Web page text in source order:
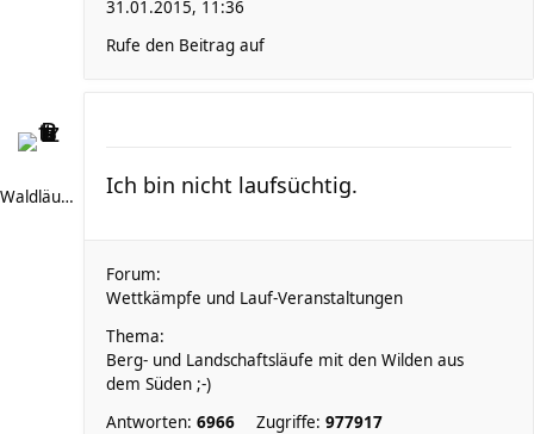
31.01.2015, 11:36
Rufe den Beitrag auf
Waldläufer 66 Ich bin nicht laufsüchtig.
Forum:
Wettkämpfe und Lauf-Veranstaltungen
Thema:
Berg- und Landschaftsläufe mit den Wilden aus
dem Süden ;-)
Antworten: 6966 Zugriffe: 977917